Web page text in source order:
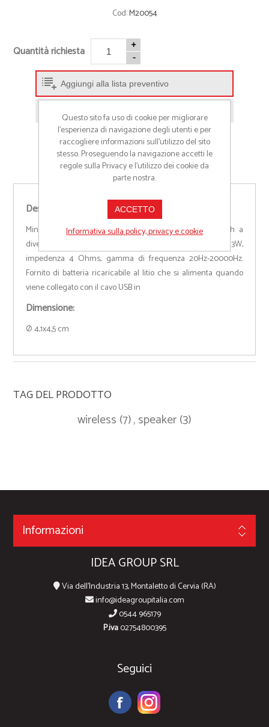
Cod:M20054
Quantità richiesta
+
-
Aggiungi alla lista preventivo
Descrizione:
Mini diffusore raggio di 10 metri, si collega via bluetooth a
diversi dispositivi come smartphone e tablet, potenza 3W,
impedenza 4 Ohms, gamma di frequenza 20Hz-20000Hz.
Fornito di batteria ricaricabile al litio che si alimenta quando
viene collegato con il cavo USB in
Dimensione:
Ø 4,1x4,5 cm
TAG DEL PRODOTTO
wireless (7),speaker(3)
Informazioni
IDEA GROUP SRL
Via dell'Industria 13, Montaletto di Cervia (RA)
info@ideagroupitalia.com
0544 965179
P.iva02754800395
Seguici
Questo sito fa uso di cookie per migliorare
l’esperienza di navigazione degli utenti e per
raccogliere informazioni sull’utilizzo del sito
stesso. Proseguendo la navigazione accetti le
regole sulla Privacy e l'utilizzo dei cookie da
parte nostra.
ACCETTO
Informativa sulla policy, privacy e cookie